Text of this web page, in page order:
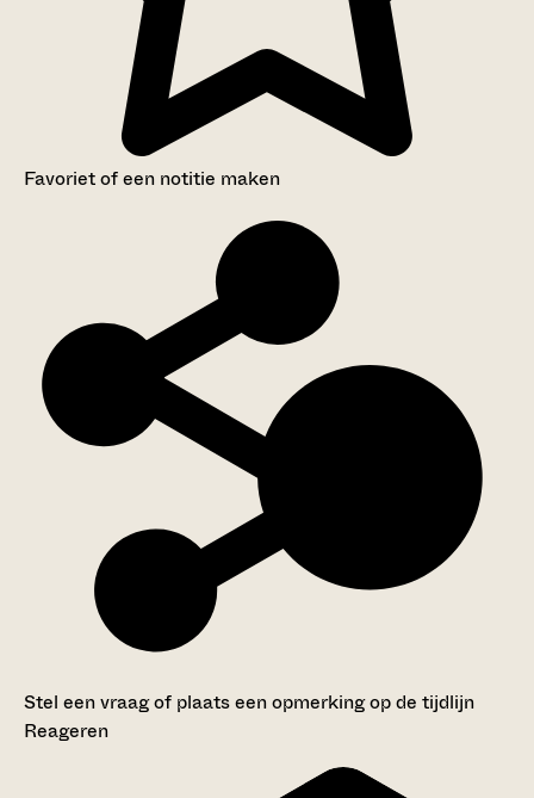
Favoriet of een notitie maken
Stel een vraag of plaats een opmerking op de tijdlijn
Reageren